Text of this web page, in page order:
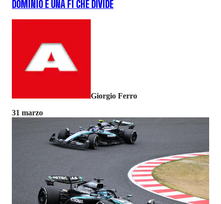
DOMINIO E UNA F1 CHE DIVIDE
Giorgio Ferro
31 marzo